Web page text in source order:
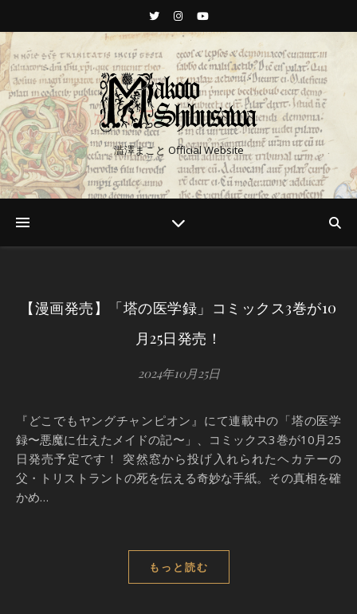
澁澤まこと Official Website
【漫画発売】「塔の医学録」コミックス3巻が10
月25日発売！
2024年10月25日
『どこでもヤングチャンピオン』にて連載中の「塔の医学
録〜悪魔に仕えたメイドの記〜」、コミックス3巻が10月25
日発売予定です！ 突然窓から投げ入れられたヘカテーの
父・トリストラントの死を伝える奇妙な手紙。その真相を確
かめ…
もっと読む